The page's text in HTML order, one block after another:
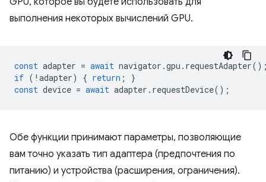
выполнения некоторых вычислений GPU.
const adapter = await navigator .gpu . requestAdapter
if ( ! adapter) { return ;
}
const device = await adapter . requestDevice();
Обе функции принимают параметры, позволяющие
вам точно указать тип адаптера (предпочтения по
питанию) и устройства (расширения, ограничения).